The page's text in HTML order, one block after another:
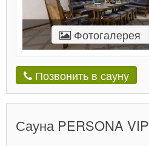
Фотогалерея
Позвонить в сауну
Сауна PERSONA VIP